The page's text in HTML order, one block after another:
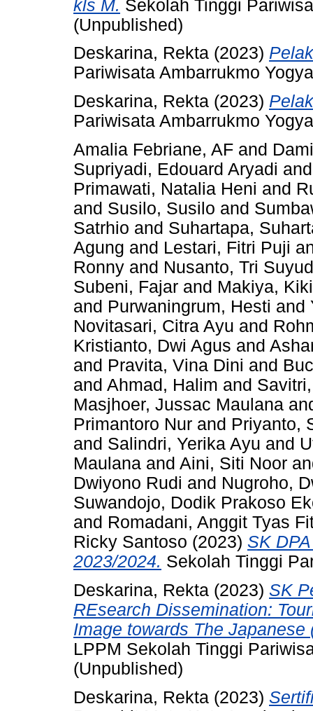
kls M. Sekolah Tinggi
(Unpublished)
Deskarina, Rekta (2023)
Pariwisata Ambarrukmo
Deskarina, Rekta (2023)
Pariwisata Ambarrukmo
Amalia Febriane, AF and
Supriyadi, Edouard Aryadi
Primawati, Natalia Heni and
and Susilo, Susilo and
Satrhio and Suhartapa,
Agung and Lestari, Fitri Puji
Ronny and Nusanto, Tri Suyud
Subeni, Fajar and Makiya,
and Purwaningrum, Hesti and
Novitasari, Citra Ayu and
Kristianto, Dwi Agus and
and Pravita, Vina Dini and
and Ahmad, Halim and
Masjhoer, Jussac Maulana
Primantoro Nur and Priyanto,
and Salindri, Yerika Ayu and
Maulana and Aini, Siti Noor
Dwiyono Rudi and Nugroho,
Suwandojo, Dodik Prakoso
and Romadani, Anggit Tyas
Ricky Santoso (2023) SK
2023/2024. Sekolah Tinggi
Deskarina, Rekta (2023) SK
REsearch Dissemination:
Image towards The
LPPM Sekolah Tinggi
(Unpublished)
Deskarina, Rekta (2023)